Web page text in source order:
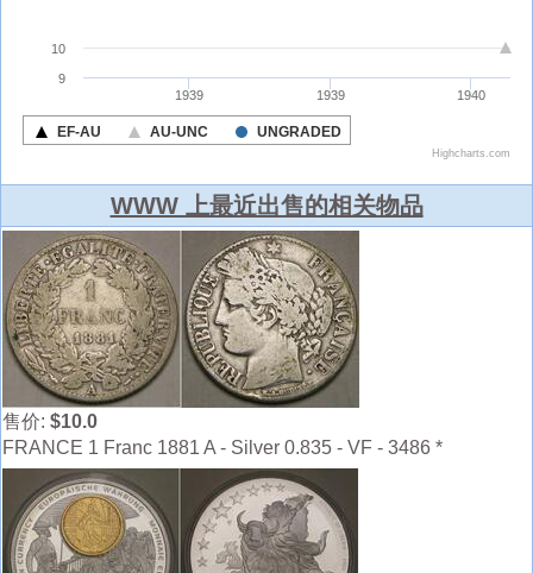
WWW 上最近出售的相关物品
售价: $10.0
FRANCE 1 Franc 1881 A - Silver 0.835 - VF - 3486 *